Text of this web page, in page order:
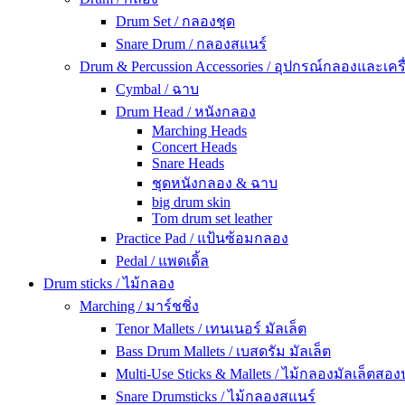
Drum Set / กลองชุด
Snare Drum / กลองสแนร์
Drum & Percussion Accessories / อุปกรณ์กลองและเ
Cymbal / ฉาบ
Drum Head / หนังกลอง
Marching Heads
Concert Heads
Snare Heads
ชุดหนังกลอง & ฉาบ
big drum skin
Tom drum set leather
Practice Pad / แป้นซ้อมกลอง
Pedal / แพดเดิ้ล
Drum sticks / ไม้กลอง
Marching / มาร์ชชิ่ง
Tenor Mallets / เทนเนอร์ มัลเล็ต
Bass Drum Mallets / เบสดรัม มัลเล็ต
Multi-Use Sticks & Mallets / ไม้กลองมัลเล็ตสอ
Snare Drumsticks / ไม้กลองสแนร์